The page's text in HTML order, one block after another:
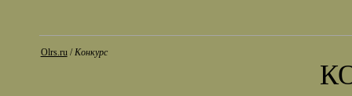
Olrs.ru/Конкурс